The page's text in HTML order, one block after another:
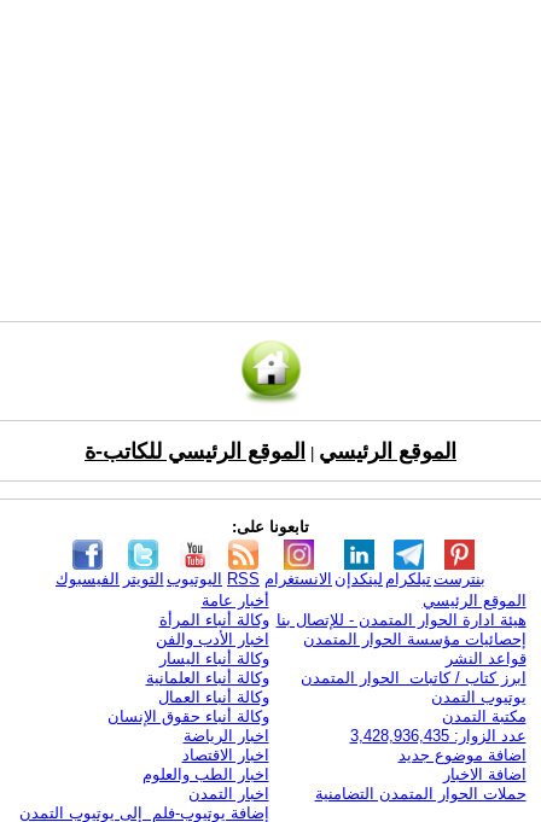
الموقع الرئيسي الموقع الرئيسي للكاتب-ة
تابعونا على:
الفيسبوك التويتر اليوتيوب RSS الانستغرام لينكدإن تيلكرامبنترست
الموقع الرئيسي
هيئة ادارة الحوار المتمدن - للإتصال بنا
إحصائيات مؤسسة الحوار المتمدن
قواعد النشر
ابرز كتاب / كاتبات الحوار المتمدن
يوتيوب التمدن
مكتبة التمدن
عدد الزوار: 3,428,936,435
اضافة موضوع جديد
اضافة الاخبار
حملات الحوار المتمدن التضامنية
أخبار عامة
وكالة أنباء المرأة
اخبار الأدب والفن
وكالة أنباء اليسار
وكالة أنباء العلمانية
وكالة أنباء العمال
وكالة أنباء حقوق الإنسان
اخبار الرياضة
اخبار الاقتصاد
اخبار الطب والعلوم
اخبار التمدن
إضافة يوتيوب-فلم إلى يوتيوب التمدن